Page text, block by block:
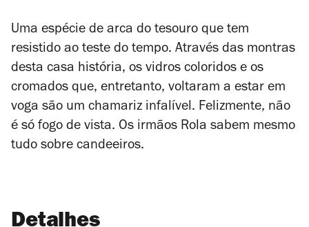
Uma espécie de arca do tesouro que tem
resistido ao teste do tempo. Através das montras
desta casa história, os vidros coloridos e os
cromados que, entretanto, voltaram a estar em
voga são um chamariz infalível. Felizmente, não
é só fogo de vista. Os irmãos Rola sabem mesmo
tudo sobre candeeiros.
Detalhes